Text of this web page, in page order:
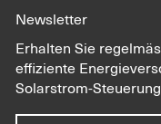
Newsletter
Erhalten Sie
effiziente
Solarstrom-